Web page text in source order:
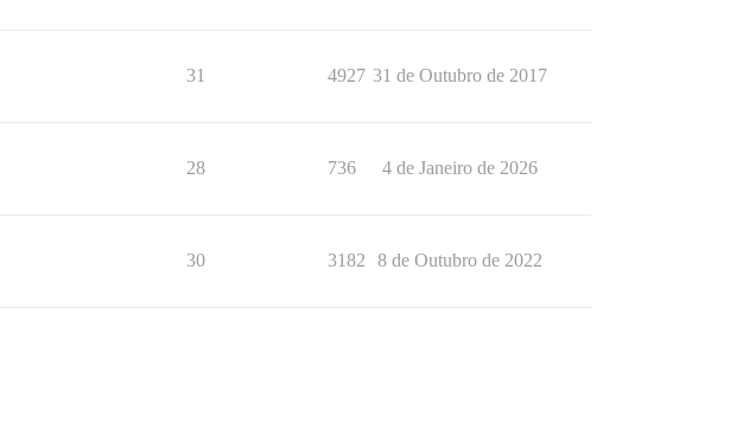
31 4927 31 de Outubro de 2017
28 736 4 de Janeiro de 2026
30 3182 8 de Outubro de 2022